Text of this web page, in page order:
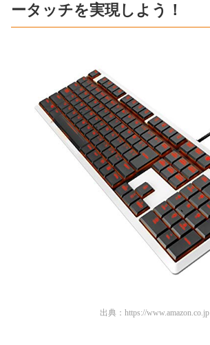
ータッチを実現しよう！
出典： https://www.amazon.co.jp